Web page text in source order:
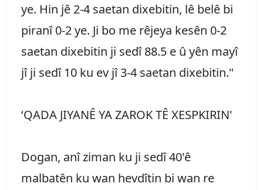
ye. Hin jê 2-4 saetan dixebitin, lê belê bi
piranî 0-2 ye. Ji bo me rêjeya kesên 0-2
saetan dixebitin ji sedî 88.5 e û yên mayî
jî ji sedî 10 ku ev jî 3-4 saetan dixebitin."
‘QADA JIYANÊ YA ZAROK TÊ XESPKIRIN'
Dogan, anî ziman ku ji sedî 40'ê
malbatên ku wan hevdîtin bi wan re